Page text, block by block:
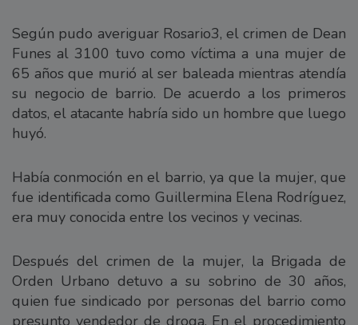
Según pudo averiguar Rosario3, el crimen de Dean
Funes al 3100 tuvo como víctima a una mujer de
65 años que murió al ser baleada mientras atendía
su negocio de barrio. De acuerdo a los primeros
datos, el atacante habría sido un hombre que luego
huyó.
Había conmoción en el barrio, ya que la mujer, que
fue identificada como Guillermina Elena Rodríguez,
era muy conocida entre los vecinos y vecinas.
Después del crimen de la mujer, la Brigada de
Orden Urbano detuvo a su sobrino de 30 años,
quien fue sindicado por personas del barrio como
presunto vendedor de droga. En el procedimiento